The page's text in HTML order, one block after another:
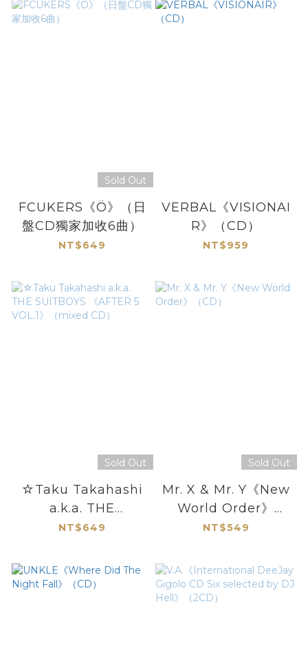
Sold Out
FCUKERS《Ö》（日
盤CD獨家加收6曲）
NT$649
VERBAL《VISIONAI
R》（CD）
NT$959
Sold Out
☆Taku Takahashi
a.k.a. THE
SUITBOYS 《AFTER
CD）
NT$649
Sold Out
Mr. X & Mr. Y《New
World Order》
（CD）
NT$549